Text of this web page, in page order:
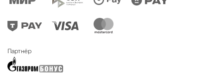
Партнёр